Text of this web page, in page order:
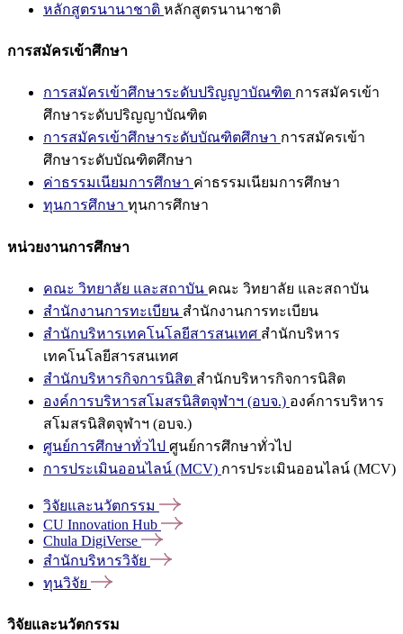
หลักสูตรนานาชาติ หลักสูตรนานาชาติ
การสมัครเข้าศึกษา
การสมัครเข้าศึกษาระดับปริญญาบัณฑิต การสมัครเข้า
ศึกษาระดับปริญญาบัณฑิต
การสมัครเข้าศึกษาระดับบัณฑิตศึกษา การสมัครเข้า
ศึกษาระดับบัณฑิตศึกษา
ค่าธรรมเนียมการศึกษา ค่าธรรมเนียมการศึกษา
ทุนการศึกษา ทุนการศึกษา
หน่วยงานการศึกษา
คณะ วิทยาลัย และสถาบัน คณะ วิทยาลัย และสถาบัน
สำนักงานการทะเบียน สำนักงานการทะเบียน
สำนักบริหารเทคโนโลยีสารสนเทศ สำนักบริหาร
เทคโนโลยีสารสนเทศ
สำนักบริหารกิจการนิสิต สำนักบริหารกิจการนิสิต
องค์การบริหารสโมสรนิสิตจุฬาฯ (อบจ.) องค์การบริหาร
สโมสรนิสิตจุฬาฯ (อบจ.)
ศูนย์การศึกษาทั่วไป ศูนย์การศึกษาทั่วไป
การประเมินออนไลน์ (MCV) การประเมินออนไลน์ (MCV)
วิจัยและนวัตกรรม
CU Innovation Hub
Chula DigiVerse
สำนักบริหารวิจัย
ทุนวิจัย
วิจัยและนวัตกรรม